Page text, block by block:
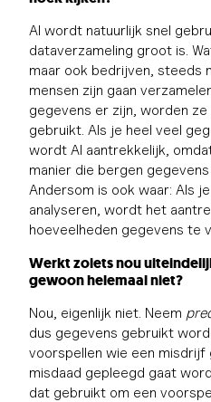
AI wordt natuurlijk snel
dataverzameling groot is.
maar ook bedrijven, steeds
mensen zijn gaan
gegevens er zijn, worden ze
gebruikt. Als je heel veel
wordt AI aantrekkelijk,
manier die bergen
Andersom is ook waar: Als
analyseren, wordt het
hoeveelheden gegevens te
Werkt zoiets nou
gewoon helemaal niet?
Nou, eigenlijk niet. Neem
dus gegevens gebruikt
voorspellen wie een misdrijf
misdaad gepleegd gaat
dat gebruikt om een